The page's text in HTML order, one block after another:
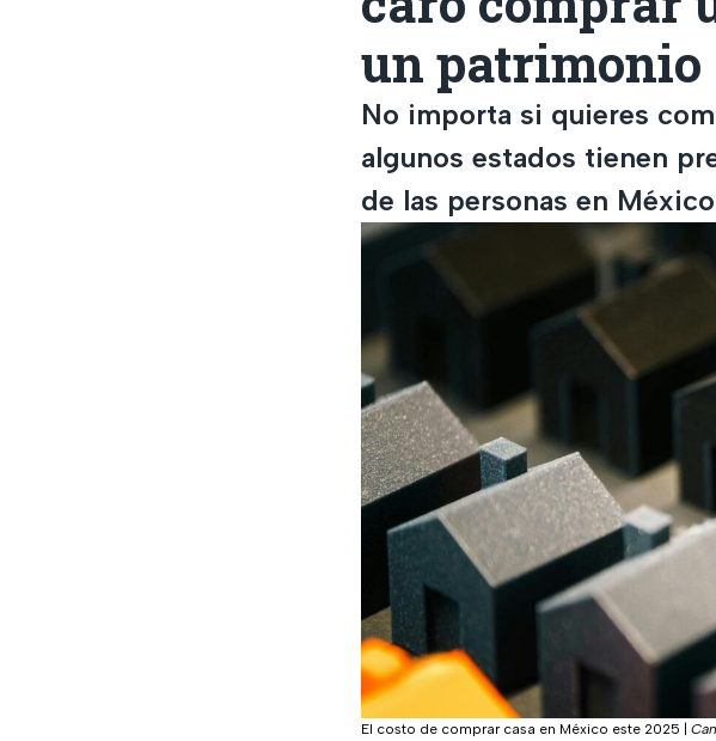
un patrimonio
No importa si quieres
algunos estados tienen
de las personas en
El costo de comprar casa en México este 2025